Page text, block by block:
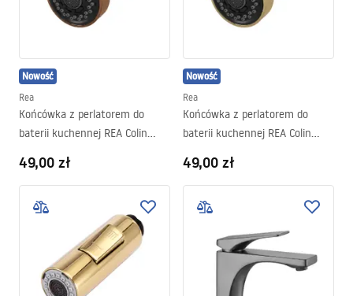
Nowość
Rea
Końcówka z perlatorem do
baterii kuchennej REA Colin
49,00 zł
Nowość
Rea
Końcówka z perlatorem do
baterii kuchennej REA Colin
49,00 zł